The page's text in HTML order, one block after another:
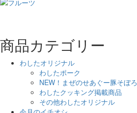
商品カテゴリー
わしたオリジナル
わしたポーク
NEW！まぜのせあぐー豚そぼろ
わしたクッキング掲載商品
その他わしたオリジナル